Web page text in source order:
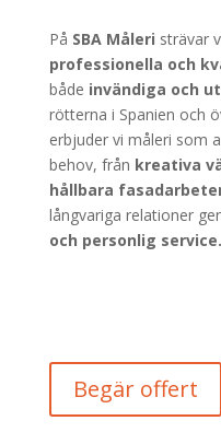
På SBA Måleri strävar
professionella och
både invändiga och
rötterna i Spanien och
erbjuder vi måleri som
behov, från kreativa
hållbara
långvariga relationer
och personlig service.
Begär offert